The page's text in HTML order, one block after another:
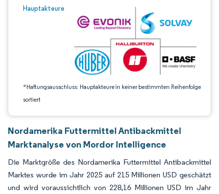
Hauptakteure
*Haftungsausschluss: Hauptakteure in keiner bestimmten Reihenfolge
sortiert
Bild © Mordor Intelligence. Wiederverwendung erfordert Namensnennung
Nordamerika Futtermittel Antibackmittel
Marktanalyse von Mordor Intelligence
Die Marktgröße des Nordamerika Futtermittel Antibackmittel
Marktes wurde im Jahr 2025 auf 215 Millionen USD geschätzt
und wird voraussichtlich von 228,16 Millionen USD im Jahr